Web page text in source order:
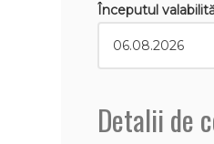
Începutul
Detalii de